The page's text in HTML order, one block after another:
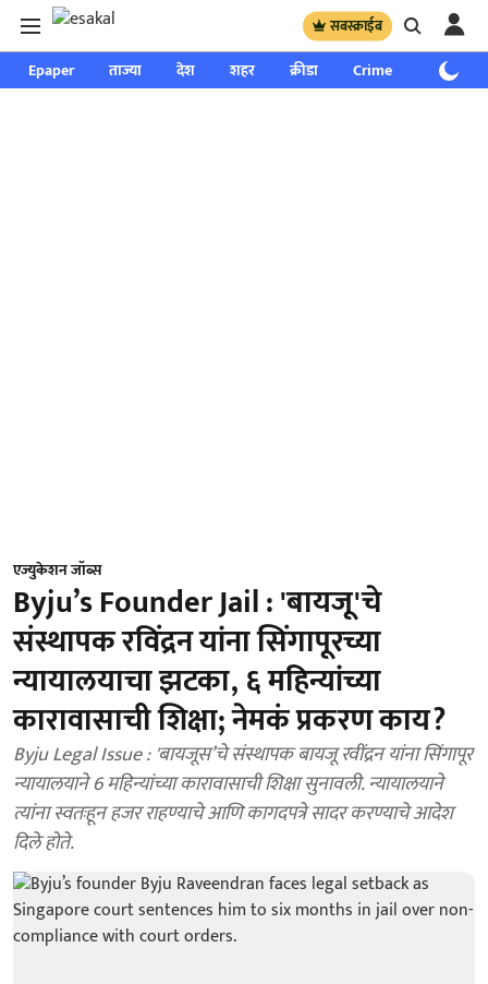
सबस्क्राईब
Epaper ताज्या देश शहर क्रीडा Crime साप्ताहिक
एज्युकेशन जॉब्स
Byju’s Founder Jail : 'बायजू'चे
संस्थापक रविंद्रन यांना सिंगापूरच्या
न्यायालयाचा झटका, ६ महिन्यांच्या
कारावासाची शिक्षा; नेमकं प्रकरण काय?
Byju Legal Issue : 'बायजूस’चे संस्थापक बायजू रवींद्रन यांना सिंगापूर
न्यायालयाने 6 महिन्यांच्या कारावासाची शिक्षा सुनावली. न्यायालयाने
त्यांना स्वतःहून हजर राहण्याचे आणि कागदपत्रे सादर करण्याचे आदेश
दिले होते.